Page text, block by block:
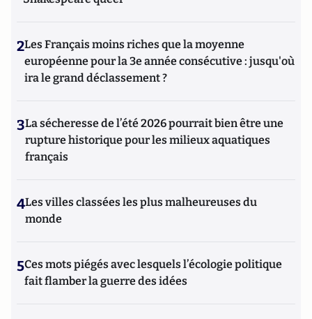
2Les Français moins riches que la moyenne
européenne pour la 3e année consécutive : jusqu'où
ira le grand déclassement ?
3La sécheresse de l’été 2026 pourrait bien être une
rupture historique pour les milieux aquatiques
français
4Les villes classées les plus malheureuses du
monde
5Ces mots piégés avec lesquels l’écologie politique
fait flamber la guerre des idées